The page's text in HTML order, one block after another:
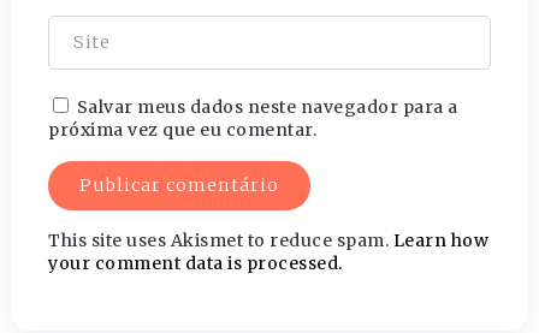
Salvar meus dados neste navegador para a
próxima vez que eu comentar.
This site uses Akismet to reduce spam. Learn how
your comment data is processed.